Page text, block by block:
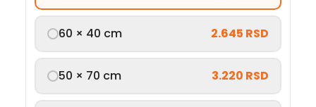
60 × 40 cm 2.645 RSD
50 × 70 cm 3.220 RSD